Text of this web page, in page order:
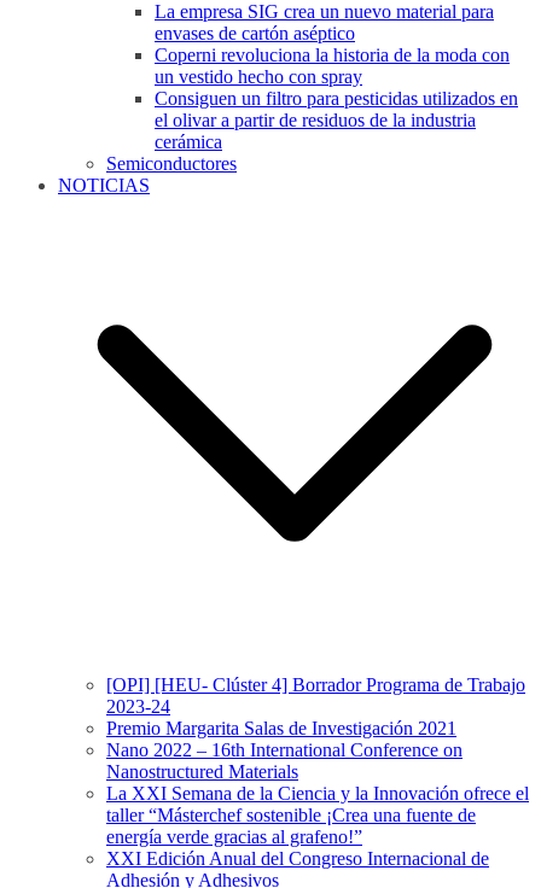
La empresa SIG crea un nuevo material para
envases de cartón aséptico
Coperni revoluciona la historia de la moda con
un vestido hecho con spray
Consiguen un filtro para pesticidas utilizados en
el olivar a partir de residuos de la industria
cerámica
Semiconductores
NOTICIAS
[OPI] [HEU- Clúster 4] Borrador Programa de Trabajo
2023-24
Premio Margarita Salas de Investigación 2021
Nano 2022 – 16th International Conference on
Nanostructured Materials
La XXI Semana de la Ciencia y la Innovación ofrece el
taller “Másterchef sostenible ¡Crea una fuente de
energía verde gracias al grafeno!”
XXI Edición Anual del Congreso Internacional de
Adhesión y Adhesivos